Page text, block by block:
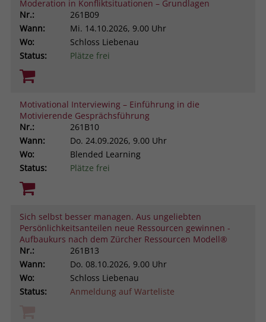
Moderation in Konfliktsituationen – Grundlagen
Nr.:
261B09
Wann:
Mi. 14.10.2026, 9.00 Uhr
Wo:
Schloss Liebenau
Status:
Plätze frei
Motivational Interviewing – Einführung in die
Motivierende Gesprächsführung
Nr.:
261B10
Wann:
Do. 24.09.2026, 9.00 Uhr
Wo:
Blended Learning
Status:
Plätze frei
Sich selbst besser managen. Aus ungeliebten
Persönlichkeitsanteilen neue Ressourcen gewinnen -
Aufbaukurs nach dem Zürcher Ressourcen Modell®
Nr.:
261B13
Wann:
Do. 08.10.2026, 9.00 Uhr
Wo:
Schloss Liebenau
Status:
Anmeldung auf Warteliste